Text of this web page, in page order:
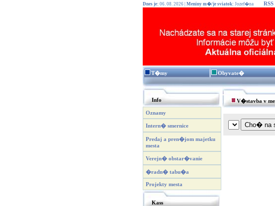
Dnes je: 06. 08. 2026 | Meniny m�/je sviatok: Jozef�na RSS
T�my Obyvate�
Info
Oznamy
Intern� smernice
Predaj a pren�jom majetku
mesta
Verejn� obstar�vanie
�radn� tabu�a
Projekty mesta
Kass
V�stavba v